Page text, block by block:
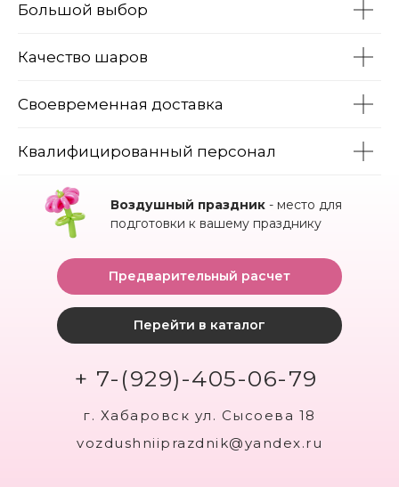
Большой выбор
Качество шаров
Своевременная доставка
Квалифицированный персонал
Воздушный праздник - место для
подготовки к вашему празднику
Перейти в каталог
Предварительный расчет
+ 7-(929)-405-06-79
г. Хабаровск ул. Сысоева 18
vozdushniiprazdnik@yandex.ru